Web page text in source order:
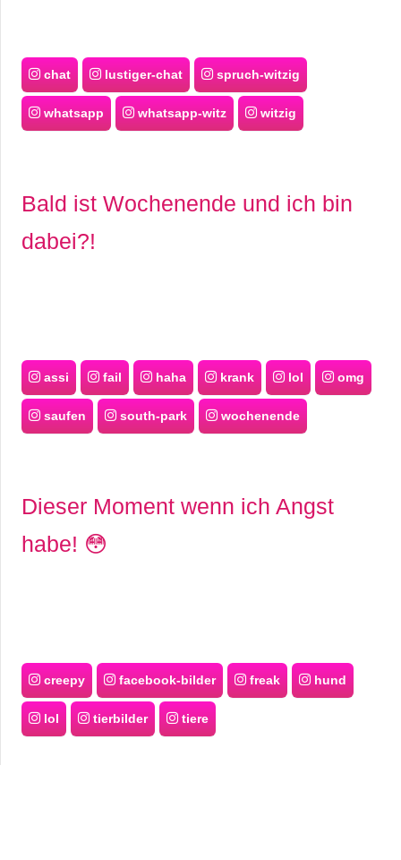
chat lustiger-chat spruch-witzig
whatsapp whatsapp-witz witzig
Bald ist Wochenende und ich bin
dabei?!
assi fail haha krank lol omg
saufen south-park wochenende
Dieser Moment wenn ich Angst
habe! 😳
creepy facebook-bilder freak hund
lol tierbilder tiere